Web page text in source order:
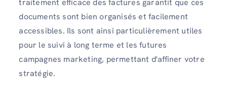
documents sont bien organisés et facilement
accessibles. Ils sont ainsi particulièrement utiles
pour le suivi à long terme et les futures
campagnes marketing, permettant d'affiner votre
stratégie.